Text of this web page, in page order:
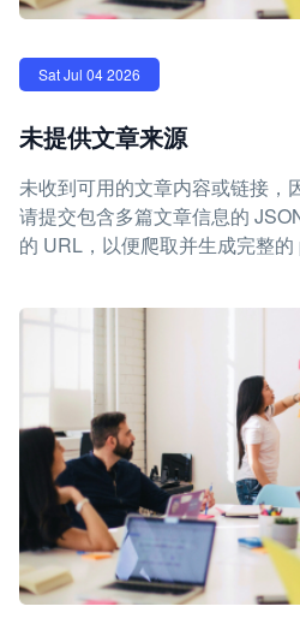
Sat Jul 04 2026
未提供文章来源
未收到可用的文章内容或链接，
请提交包含多篇文章信息的
的 URL，以便爬取并生成完整的